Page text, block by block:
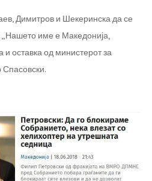
Димитров и Шекеринска да се
„Нашето име е Македонија,
и оставка од министерот за